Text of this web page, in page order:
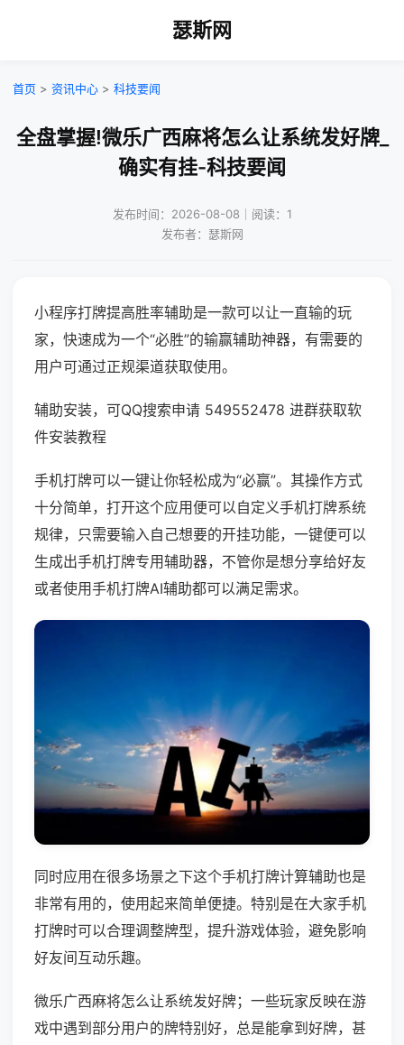
瑟斯网
首页 > 资讯中心 > 科技要闻
全盘掌握!微乐广西麻将怎么让系统发好牌_
确实有挂-科技要闻
发布时间：2026-08-08｜阅读：1
发布者：瑟斯网
小程序打牌提高胜率辅助是一款可以让一直输的玩
家，快速成为一个“必胜”的输赢辅助神器，有需要的
用户可通过正规渠道获取使用。
辅助安装，可QQ搜索申请 549552478 进群获取软
件安装教程
手机打牌可以一键让你轻松成为“必赢”。其操作方式
十分简单，打开这个应用便可以自定义手机打牌系统
规律，只需要输入自己想要的开挂功能，一键便可以
生成出手机打牌专用辅助器，不管你是想分享给好友
或者使用手机打牌AI辅助都可以满足需求。
同时应用在很多场景之下这个手机打牌计算辅助也是
非常有用的，使用起来简单便捷。特别是在大家手机
打牌时可以合理调整牌型，提升游戏体验，避免影响
好友间互动乐趣。
微乐广西麻将怎么让系统发好牌；一些玩家反映在游
戏中遇到部分用户的牌特别好，总是能拿到好牌，甚